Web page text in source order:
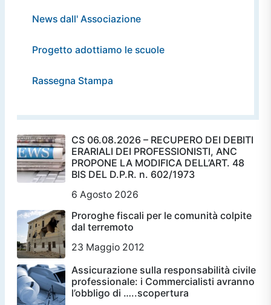
News dall' Associazione
Progetto adottiamo le scuole
Rassegna Stampa
CS 06.08.2026 – RECUPERO DEI DEBITI
ERARIALI DEI PROFESSIONISTI, ANC
PROPONE LA MODIFICA DELL’ART. 48
BIS DEL D.P.R. n. 602/1973
6 Agosto 2026
Proroghe fiscali per le comunità colpite
dal terremoto
23 Maggio 2012
Assicurazione sulla responsabilità civile
professionale: i Commercialisti avranno
l’obbligo di …..scopertura